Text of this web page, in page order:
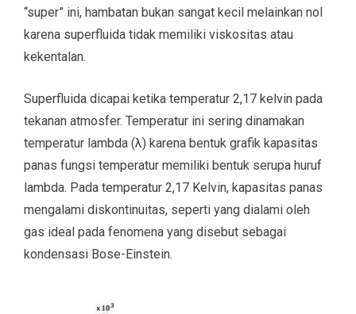
“super” ini, hambatan bukan sangat kecil melainkan nol
karena superfluida tidak memiliki viskositas atau
kekentalan.
Superfluida dicapai ketika temperatur 2,17 kelvin pada
tekanan atmosfer. Temperatur ini sering dinamakan
temperatur lambda (λ) karena bentuk grafik kapasitas
panas fungsi temperatur memiliki bentuk serupa huruf
lambda. Pada temperatur 2,17 Kelvin, kapasitas panas
mengalami diskontinuitas, seperti yang dialami oleh
gas ideal pada fenomena yang disebut sebagai
kondensasi Bose-Einstein.